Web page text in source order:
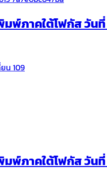
พ์ภาคใต้โฟกัส วันที่
พ์ภาคใต้โฟกัส วันที่